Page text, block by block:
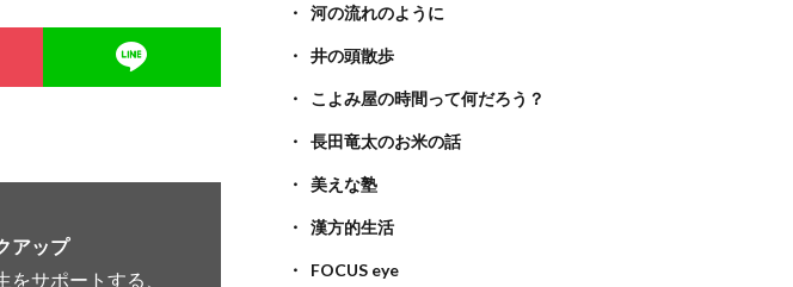
アップ
サポートする、
河の流れのように
井の頭散歩
こよみ屋の時間って何だろう？
長田竜太のお米の話
美えな塾
漢方的生活
FOCUS eye